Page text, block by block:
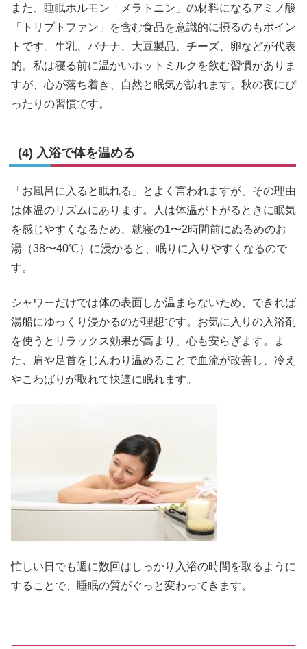
また、睡眠ホルモン「メラトニン」の材料になるアミノ酸
「トリプトファン」を含む食品を意識的に摂るのもポイン
トです。牛乳、バナナ、大豆製品、チーズ、卵などが代表
的。私は寝る前に温かいホットミルクを飲む習慣がありま
すが、心が落ち着き、自然と眠気が訪れます。秋の夜にぴ
ったりの習慣です。
(4) 入浴で体を温める
「お風呂に入ると眠れる」とよく言われますが、その理由
は体温のリズムにあります。人は体温が下がるときに眠気
を感じやすくなるため、就寝の1〜2時間前にぬるめのお
湯（38〜40℃）に浸かると、眠りに入りやすくなるので
す。
シャワーだけでは体の表面しか温まらないため、できれば
湯船にゆっくり浸かるのが理想です。お気に入りの入浴剤
を使うとリラックス効果が高まり、心も安らぎます。ま
た、肩や足首をじんわり温めることで血流が改善し、冷え
やこわばりが取れて快適に眠れます。
忙しい日でも週に数回はしっかり入浴の時間を取るように
することで、睡眠の質がぐっと変わってきます。